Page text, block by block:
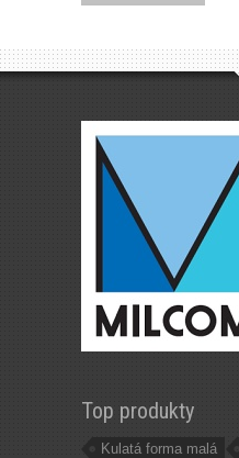
Top produkty
Kulatá forma malá